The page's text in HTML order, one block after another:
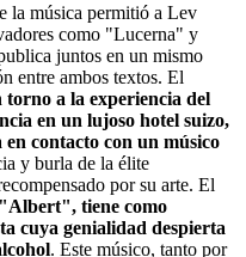
la música permitió a Lev
como "Lucerna" y
juntos en un mismo
entre ambos textos. El
a la experiencia del
en un lujoso hotel suizo,
contacto con un músico
y burla de la élite
por su arte. El
"Albert", tiene como
cuya genialidad despierta
. Este músico, tanto por